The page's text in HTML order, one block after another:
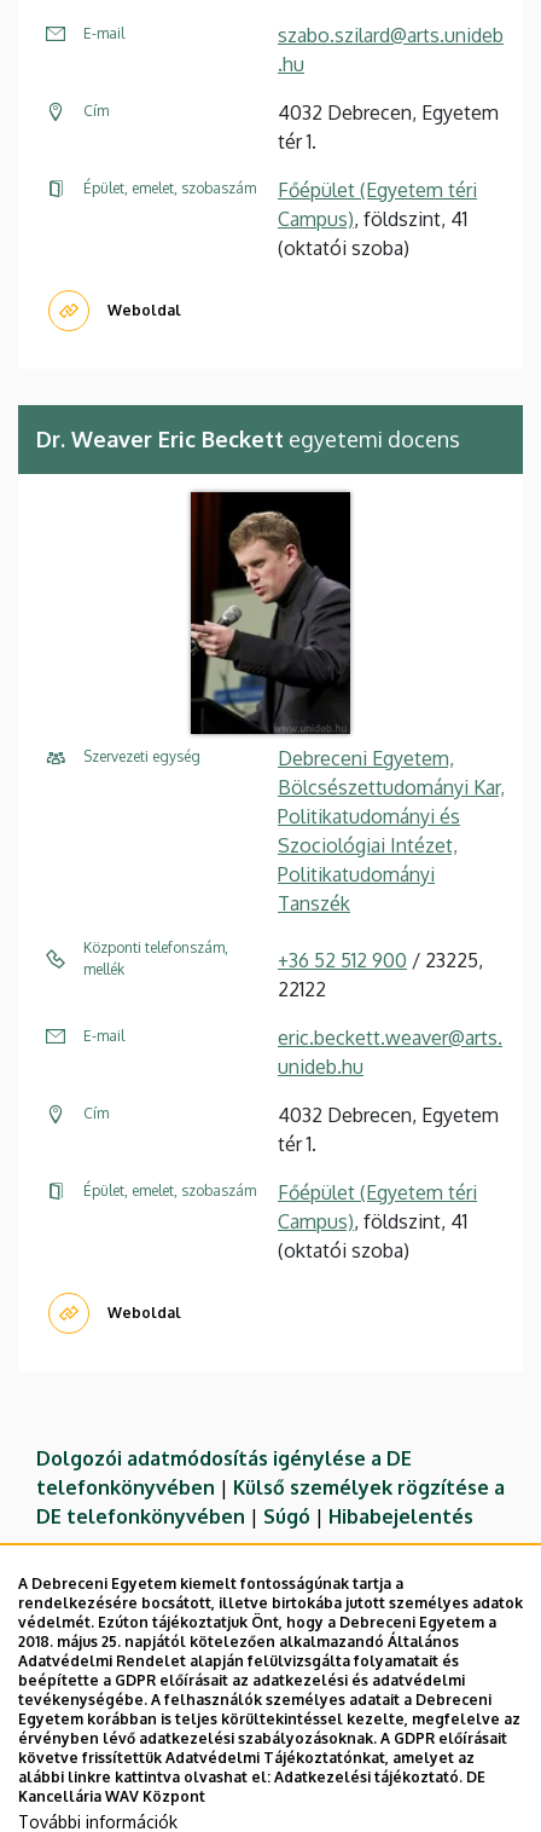
E-mail
szabo.szilard@arts.unideb
.hu
Cím
4032 Debrecen, Egyetem
tér 1.
Épület, emelet, szobaszám
Főépület (Egyetem téri
Campus), földszint, 41
(oktatói szoba)
Weboldal
Dr. Weaver Eric Beckett egyetemi docens
Szervezeti egység
Debreceni Egyetem,
Bölcsészettudományi Kar,
Politikatudományi és
Szociológiai Intézet,
Politikatudományi
Tanszék
Központi telefonszám,
mellék
+36 52 512 900 / 23225,
22122
E-mail
eric.beckett.weaver@arts.
unideb.hu
Cím
4032 Debrecen, Egyetem
tér 1.
Épület, emelet, szobaszám
Főépület (Egyetem téri
Campus), földszint, 41
(oktatói szoba)
Weboldal
Dolgozói adatmódosítás igénylése a DE
telefonkönyvében | Külső személyek rögzítése a
DE telefonkönyvében | Súgó | Hibabejelentés
Adatvédelem
Adatvédelem
A Debreceni Egyetem kiemelt fontosságúnak tartja a
rendelkezésére bocsátott, illetve birtokába jutott személyes adatok
védelmét. Ezúton tájékoztatjuk Önt, hogy a Debreceni Egyetem a
2018. május 25. napjától kötelezően alkalmazandó Általános
Adatvédelmi Rendelet alapján felülvizsgálta folyamatait és
beépítette a GDPR előírásait az adatkezelési és adatvédelmi
tevékenységébe. A felhasználók személyes adatait a Debreceni
Egyetem korábban is teljes körültekintéssel kezelte, megfelelve az
érvényben lévő adatkezelési szabályozásoknak. A GDPR előírásait
követve frissítettük Adatvédelmi Tájékoztatónkat, amelyet az
alábbi linkre kattintva olvashat el: Adatkezelési tájékoztató. DE
Kancellária WAV Központ
További információk